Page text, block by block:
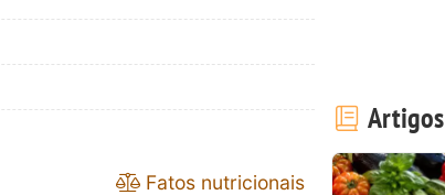
Fatos nutricionais
Artigos